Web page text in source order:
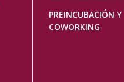
PREINCUBACIÓN Y
COWORKING